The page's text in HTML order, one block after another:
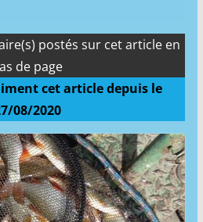
postés sur cet article en
de page
cet article depuis le
08/2020